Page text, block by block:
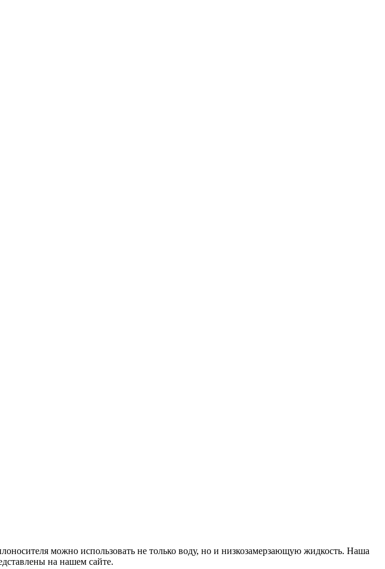
можно использовать не только воду, но и низкозамерзающую жидкость. Наша
на нашем сайте.